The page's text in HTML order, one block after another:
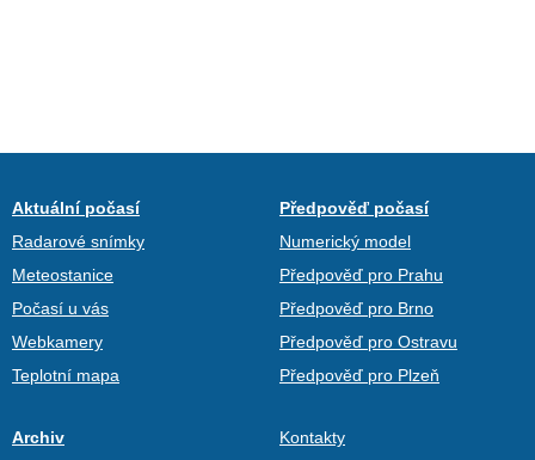
Aktuální počasí
Radarové snímky
Meteostanice
Počasí u vás
Webkamery
Teplotní mapa
Předpověď počasí
Numerický model
Předpověď pro Prahu
Předpověď pro Brno
Předpověď pro Ostravu
Předpověď pro Plzeň
Archiv Kontakty